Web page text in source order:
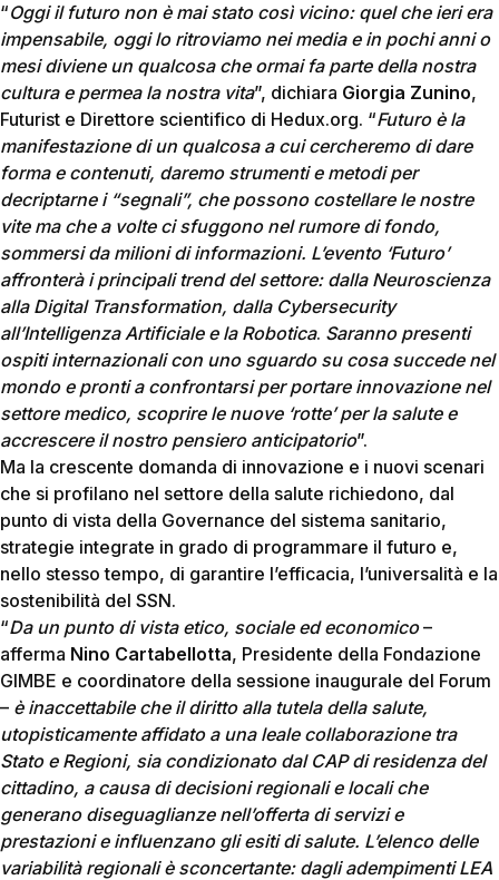
“Oggi il futuro non è mai stato così vicino: quel che ieri era
impensabile, oggi lo ritroviamo nei media e in pochi anni o
mesi diviene un qualcosa che ormai fa parte della nostra
cultura e permea la nostra vita”, dichiara Giorgia Zunino,
Futurist e Direttore scientifico di Hedux.org. “Futuro è la
manifestazione di un qualcosa a cui cercheremo di dare
forma e contenuti, daremo strumenti e metodi per
decriptarne i “segnali”, che possono costellare le nostre
vite ma che a volte ci sfuggono nel rumore di fondo,
sommersi da milioni di informazioni. L’evento ‘Futuro’
affronterà i principali trend del settore: dalla Neuroscienza
alla Digital Transformation, dalla Cybersecurity
all’Intelligenza Artificiale e la Robotica. Saranno presenti
ospiti internazionali con uno sguardo su cosa succede nel
mondo e pronti a confrontarsi per portare innovazione nel
settore medico, scoprire le nuove ‘rotte’ per la salute e
accrescere il nostro pensiero anticipatorio”.
Ma la crescente domanda di innovazione e i nuovi scenari
che si profilano nel settore della salute richiedono, dal
punto di vista della Governance del sistema sanitario,
strategie integrate in grado di programmare il futuro e,
nello stesso tempo, di garantire l’efficacia, l’universalità e la
sostenibilità del SSN.
“Da un punto di vista etico, sociale ed economico–
afferma Nino Cartabellotta, Presidente della Fondazione
GIMBE e coordinatore della sessione inaugurale del Forum
– è inaccettabile che il diritto alla tutela della salute,
utopisticamente affidato a una leale collaborazione tra
Stato e Regioni, sia condizionato dal CAP di residenza del
cittadino, a causa di decisioni regionali e locali che
generano diseguaglianze nell’offerta di servizi e
prestazioni e influenzano gli esiti di salute. L’elenco delle
variabilità regionali è sconcertante: dagli adempimenti LEA